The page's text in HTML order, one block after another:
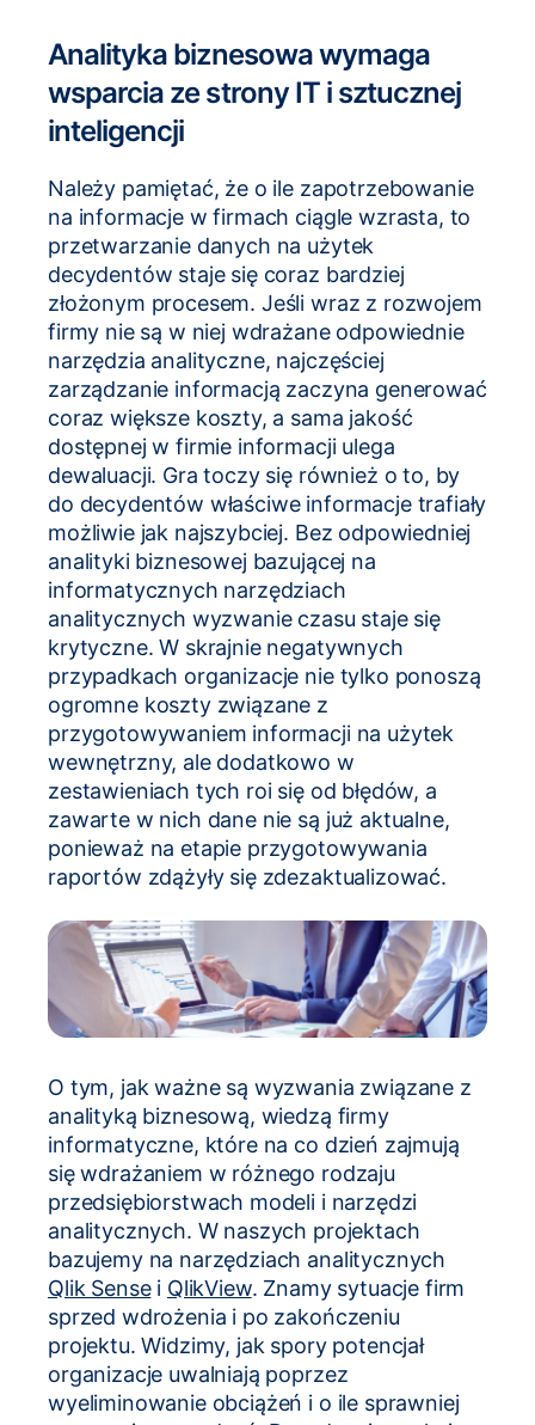
Analityka biznesowa wymaga
wsparcia ze strony IT i sztucznej
inteligencji
Należy pamiętać, że o ile zapotrzebowanie
na informacje w firmach ciągle wzrasta, to
przetwarzanie danych na użytek
decydentów staje się coraz bardziej
złożonym procesem. Jeśli wraz z rozwojem
firmy nie są w niej wdrażane odpowiednie
narzędzia analityczne, najczęściej
zarządzanie informacją zaczyna generować
coraz większe koszty, a sama jakość
dostępnej w firmie informacji ulega
dewaluacji. Gra toczy się również o to, by
do decydentów właściwe informacje trafiały
możliwie jak najszybciej. Bez odpowiedniej
analityki biznesowej bazującej na
informatycznych narzędziach
analitycznych wyzwanie czasu staje się
krytyczne. W skrajnie negatywnych
przypadkach organizacje nie tylko ponoszą
ogromne koszty związane z
przygotowywaniem informacji na użytek
wewnętrzny, ale dodatkowo w
zestawieniach tych roi się od błędów, a
zawarte w nich dane nie są już aktualne,
ponieważ na etapie przygotowywania
raportów zdążyły się zdezaktualizować.
O tym, jak ważne są wyzwania związane z
analityką biznesową, wiedzą firmy
informatyczne, które na co dzień zajmują
się wdrażaniem w różnego rodzaju
przedsiębiorstwach modeli i narzędzi
analitycznych. W naszych projektach
bazujemy na narzędziach analitycznych
Qlik Sensei QlikView. Znamy sytuacje firm
sprzed wdrożenia i po zakończeniu
projektu. Widzimy, jak spory potencjał
organizacje uwalniają poprzez
wyeliminowanie obciążeń i o ile sprawniej